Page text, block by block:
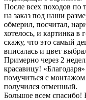
После всех походов по
на заказ под наши
обмерил, посчитал,
хотелось, и картинка в
скажу, что это самый
вписалась и цвет
Примерно через 2
красавицу!
помучиться с
получился отменный.
Большое всем спасибо!